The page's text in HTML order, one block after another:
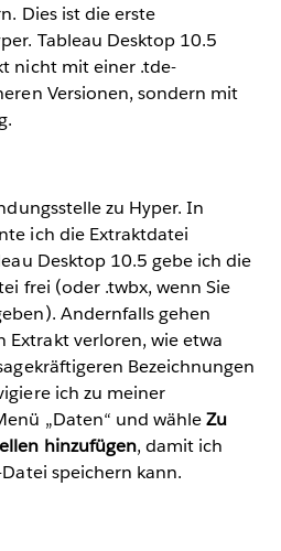
Dies ist die erste
Tableau Desktop 10.5
nicht mit einer .tde-
Versionen, sondern mit
zu Hyper. In
ich die Extraktdatei
Desktop 10.5 gebe ich die
frei (oder .twbx, wenn Sie
Andernfalls gehen
verloren, wie etwa
Bezeichnungen
ich zu meiner
„Daten“ und wähleZu
hinzufügen, damit ich
speichern kann.